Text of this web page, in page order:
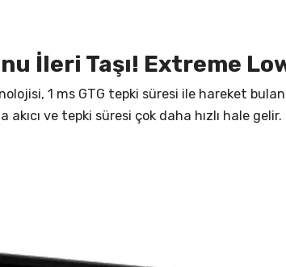
İleri Taşı! Extreme
1 ms GTG tepki süresi ile hareket
ve tepki süresi çok daha hızlı hale